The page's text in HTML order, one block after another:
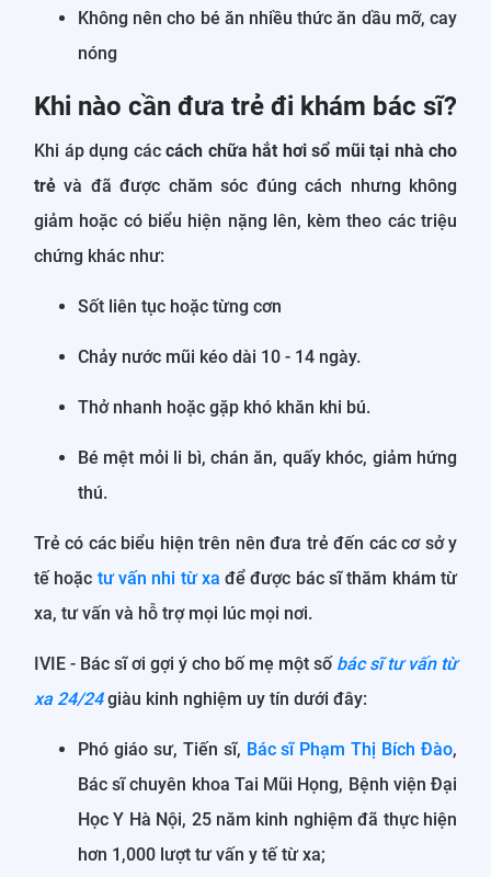
Không nên cho bé ăn nhiều thức ăn dầu mỡ, cay
nóng
Khi nào cần đưa trẻ đi khám bác sĩ?
Khi áp dụng các cách chữa hắt hơi sổ mũi tại nhà cho
trẻ và đã được chăm sóc đúng cách nhưng không
giảm hoặc có biểu hiện nặng lên, kèm theo các triệu
chứng khác như:
Sốt liên tục hoặc từng cơn
Chảy nước mũi kéo dài 10 - 14 ngày.
Thở nhanh hoặc gặp khó khăn khi bú.
Bé mệt mỏi li bì, chán ăn, quấy khóc, giảm hứng
thú.
Trẻ có các biểu hiện trên nên đưa trẻ đến các cơ sở y
tế hoặc tư vấn nhi từ xa để được bác sĩ thăm khám từ
xa, tư vấn và hỗ trợ mọi lúc mọi nơi.
IVIE - Bác sĩ ơi gợi ý cho bố mẹ một số bác sĩ tư vấn từ
xa 24/24giàu kinh nghiệm uy tín dưới đây:
Phó giáo sư, Tiến sĩ, Bác sĩ Phạm Thị Bích Đào,
Bác sĩ chuyên khoa Tai Mũi Họng, Bệnh viện Đại
Học Y Hà Nội, 25 năm kinh nghiệm đã thực hiện
hơn 1,000 lượt tư vấn y tế từ xa;